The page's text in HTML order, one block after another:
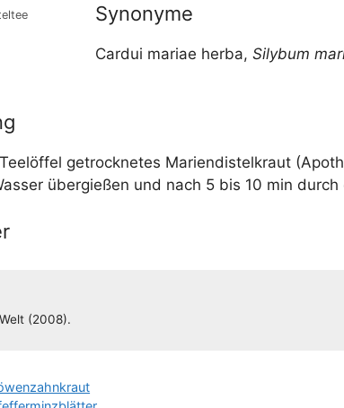
Synonyme
Car­dui mariae her­ba, Sily­bum
getrock­ne­tes Mari­en­dis­tel­kraut
über­gie­ßen und nach 5 bis 10 min
(2008).